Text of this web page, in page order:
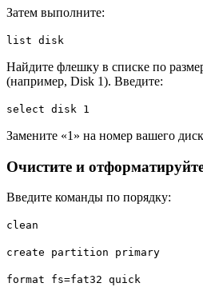
Затем выполните:
list disk
Найдите флешку в списке по
(например, Disk 1). Введите:
select disk 1
Замените «1» на номер вашего
Очистите и
Введите команды по порядку:
clean
create partition primary
format fs=fat32 quick